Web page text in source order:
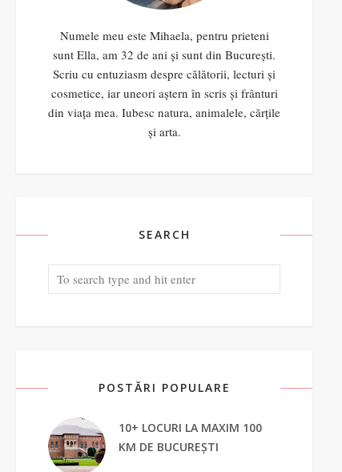
Numele meu este Mihaela, pentru prieteni
sunt Ella, am 32 de ani și sunt din București.
Scriu cu entuziasm despre călătorii, lecturi și
cosmetice, iar uneori aștern în scris și frânturi
din viața mea. Iubesc natura, animalele, cărțile
și arta.
SEARCH
POSTĂRI POPULARE
10+ LOCURI LA MAXIM 100
KM DE BUCUREȘTI